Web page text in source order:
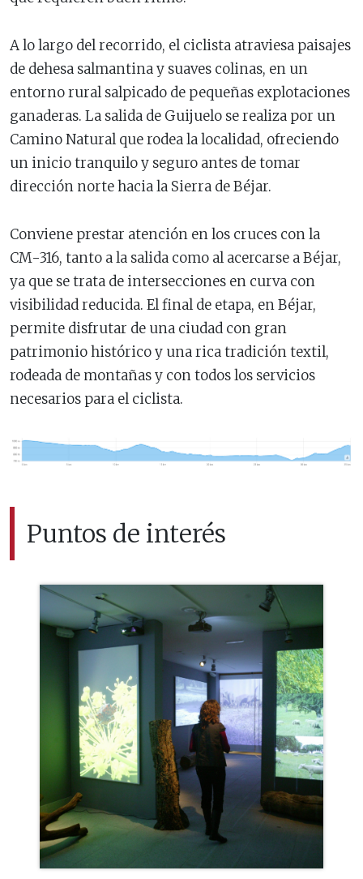
A lo largo del recorrido, el ciclista atraviesa paisajes
de dehesa salmantina y suaves colinas, en un
entorno rural salpicado de pequeñas explotaciones
ganaderas. La salida de Guijuelo se realiza por un
Camino Natural que rodea la localidad, ofreciendo
un inicio tranquilo y seguro antes de tomar
dirección norte hacia la Sierra de Béjar.
Conviene prestar atención en los cruces con la
CM-316, tanto a la salida como al acercarse a Béjar,
ya que se trata de intersecciones en curva con
visibilidad reducida. El final de etapa, en Béjar,
permite disfrutar de una ciudad con gran
patrimonio histórico y una rica tradición textil,
rodeada de montañas y con todos los servicios
necesarios para el ciclista.
Puntos de interés